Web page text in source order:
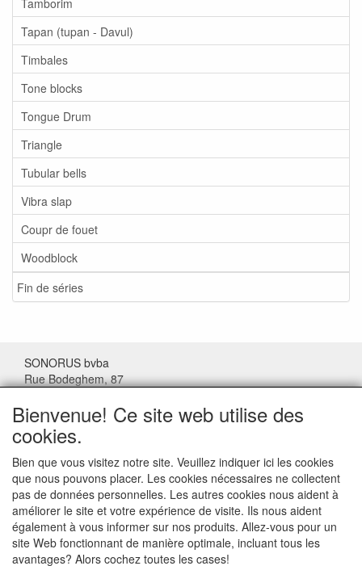
Tapan (tupan - Davul)
Timbales
Tone blocks
Tongue Drum
Triangle
Tubular bells
Vibra slap
Coupr de fouet
Woodblock
Fin de séries
SONORUS bvba
Rue Bodeghem, 87
Belgique
Mail:sonorus@skynet.be
Heures d'ouverture:
Lundi au jeudi de 10 à 17 h.
Vendredi de 10 à 16h
Bienvenue! Ce site web utilise des
cookies.
Bien que vous visitez notre site. Veuillez indiquer ici les cookies
que nous pouvons placer. Les cookies nécessaires ne collectent
pas de données personnelles. Les autres cookies nous aident à
améliorer le site et votre expérience de visite. Ils nous aident
également à vous informer sur nos produits. Allez-vous pour un
site Web fonctionnant de manière optimale, incluant tous les
avantages? Alors cochez toutes les cases!